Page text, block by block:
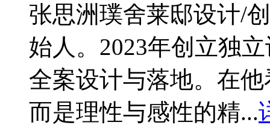
张思洲璞舍莱邸设计/
始人。2023年创立独
全案设计与落地。在
而是理性与感性的精...